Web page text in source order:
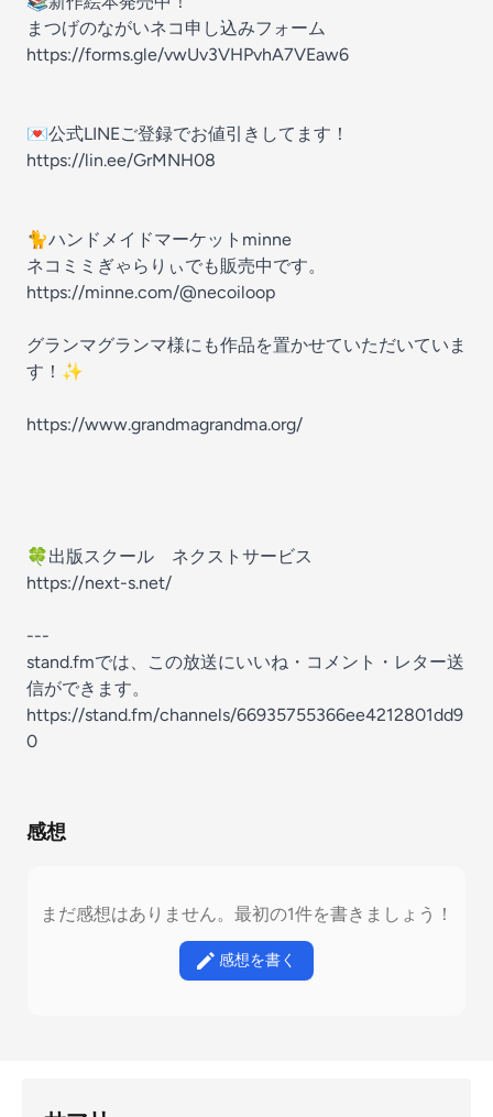
まつげのながいネコ申し込みフォーム
https://forms.gle/vwUv3VHPvhA7VEaw6
💌公式LINEご登録でお値引きしてます！
https://lin.ee/GrMNH08
🐈ハンドメイドマーケットminne
ネコミミぎゃらりぃでも販売中です。
https://minne.com/@necoiloop
グランマグランマ様にも作品を置かせていただいていま
す！✨
https://www.grandmagrandma.org/
🍀出版スクール ネクストサービス
https://next-s.net/
---
stand.fmでは、この放送にいいね・コメント・レター送
信ができます。
https://stand.fm/channels/66935755366ee4212801dd9
0
感想
まだ感想はありません。最初の1件を書きましょう！
感想を書く